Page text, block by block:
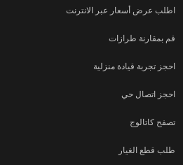
اطلب عرض أسعار عبر الانترنت
قم بمقارنة طرازات
احجز تجربة قيادة منزلية
احجز اتصال حي
تصفح كاتالوج
طلب قطع الغيار